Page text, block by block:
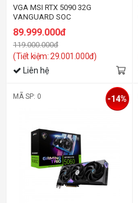
VGA MSI RTX 5090 32G
VANGUARD SOC
89.999.000đ
119.000.000đ
(Tiết kiệm: 29.001.000đ)
Liên hệ
MÃ SP: 0 -14%